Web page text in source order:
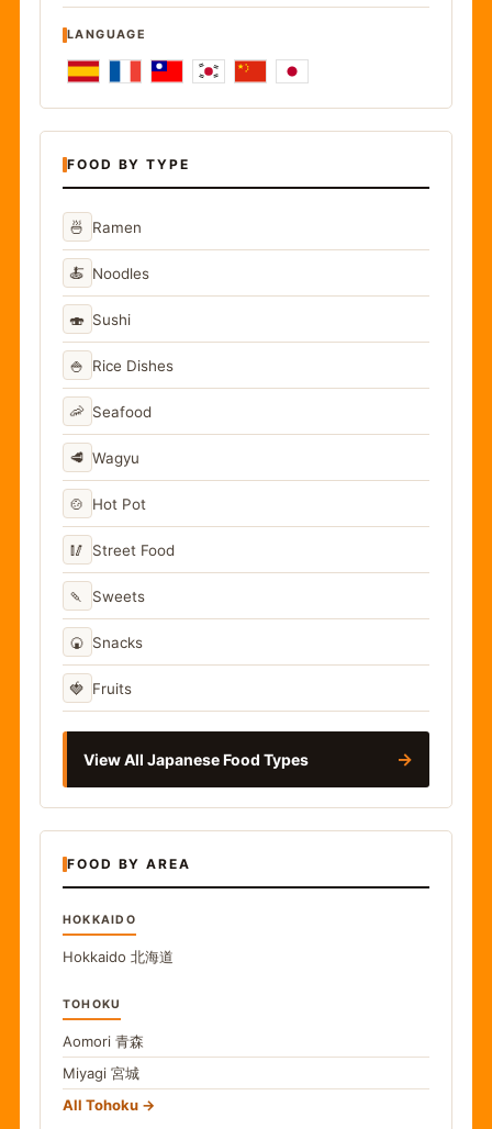
LANGUAGE
FOOD BY TYPE
🍜 Ramen
🍝 Noodles
🍣 Sushi
🍚 Rice Dishes
🦐 Seafood
🥩 Wagyu
🍲 Hot Pot
🥢 Street Food
🍡 Sweets
🍘 Snacks
🍓 Fruits
View All Japanese Food Types →
FOOD BY AREA
HOKKAIDO
Hokkaido 北海道
TOHOKU
Aomori 青森
Miyagi 宮城
All Tohoku